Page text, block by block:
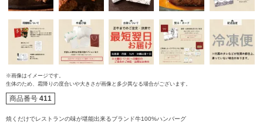
※画像はイメージです。
生体のため、霜降りの度合いや大きさが画像と多少異なる場合がございます。
商品番号 411
焼くだけでレストランの味が堪能出来るブランド牛100%ハンバーグ